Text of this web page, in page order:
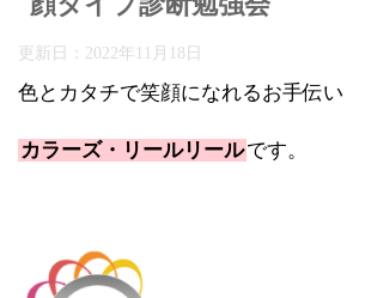
更新日： 2022年11月18日
色とカタチで笑顔になれるお手伝い
カラーズ・リールリールです。